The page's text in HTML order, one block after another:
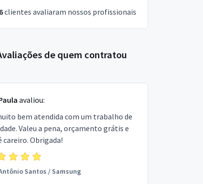
clientes avaliaram nossos profissionais
de quem contratou
avaliou:
bem atendida com um trabalho de
Valeu a pena, orçamento grátis e
careiro. Obrigada!
Santos /Samsung